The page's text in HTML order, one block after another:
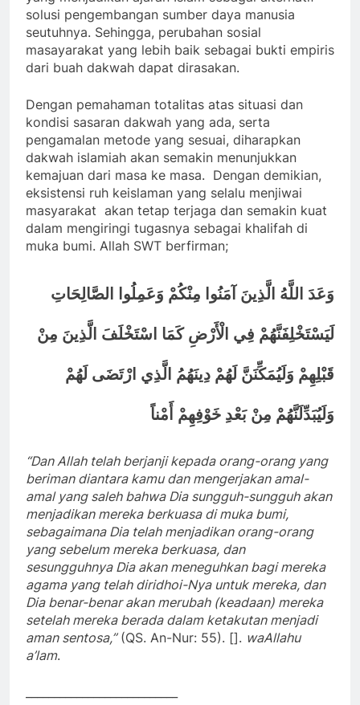
solusi pengembangan sumber daya manusia
seutuhnya. Sehingga, perubahan sosial
masayarakat yang lebih baik sebagai bukti empiris
dari buah dakwah dapat dirasakan.
Dengan pemahaman totalitas atas situasi dan
kondisi sasaran dakwah yang ada, serta
pengamalan metode yang sesuai, diharapkan
dakwah islamiah akan semakin menunjukkan
kemajuan dari masa ke masa. Dengan demikian,
eksistensi ruh keislaman yang selalu menjiwai
masyarakat akan tetap terjaga dan semakin kuat
dalam mengiringi tugasnya sebagai khalifah di
muka bumi. Allah SWT berfirman;
وَعَدَ اللَّهُ الَّذِينَ آمَنُوا مِنْكُمْ وَعَمِلُوا الصَّالِحَاتِ
لَيَسْتَخْلِفَنَّهُمْ فِي الْأَرْضِ كَمَا اسْتَخْلَفَ الَّذِينَ مِنْ
قَبْلِهِمْ وَلَيُمَكِّنَنَّ لَهُمْ دِينَهُمُ الَّذِي ارْتَضَى لَهُمْ
وَلَيُبَدِّلَنَّهُمْ مِنْ بَعْدِ خَوْفِهِمْ أَمْناً
“Dan Allah telah berjanji kepada orang-orang yang
beriman diantara kamu dan mengerjakan amal-
amal yang saleh bahwa Dia sungguh-sungguh akan
menjadikan mereka berkuasa di muka bumi,
sebagaimana Dia telah menjadikan orang-orang
yang sebelum mereka berkuasa, dan
sesungguhnya Dia akan meneguhkan bagi mereka
agama yang telah diridhoi-Nya untuk mereka, dan
Dia benar-benar akan merubah (keadaan) mereka
setelah mereka berada dalam ketakutan menjadi
aman sentosa,”(QS. An-Nur: 55). []. waAllahu
a’lam.